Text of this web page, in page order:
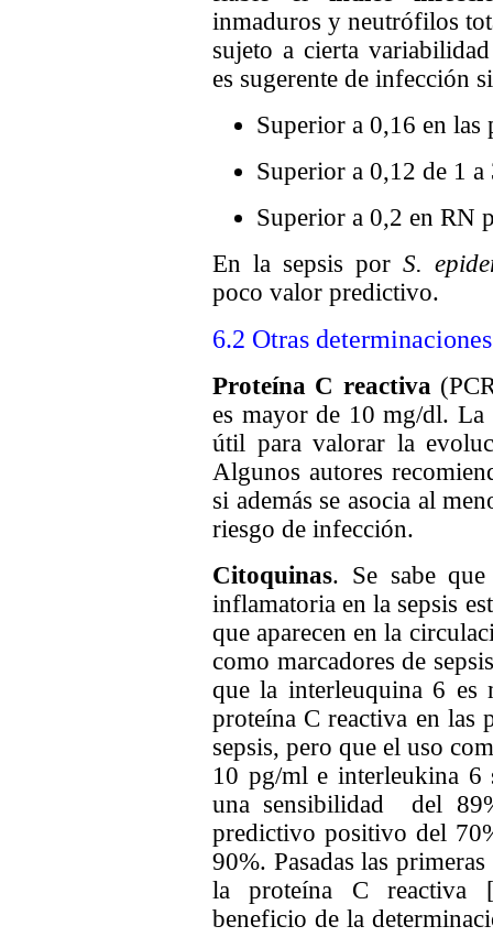
inmaduros y neutrófilos
sujeto a cierta
es sugerente de infección
Superior a 0,16 en las
Superior a 0,12 de 1 a
Superior a 0,2 en RN
En la sepsis por S.
poco valor predictivo.
6.2 Otras
Proteína C reactiva
es mayor de 10 mg/dl. La
útil para valorar la
Algunos autores
si además se asocia al
riesgo de infección.
Citoquinas. Se sabe
inflamatoria en la sepsis
que aparecen en la
como marcadores de
que la interleuquina 6 es
proteína C reactiva en las
sepsis, pero que el uso
10 pg/ml e interleukina 6
una sensibilidad del
predictivo positivo del
90%. Pasadas las
la proteína C reactiva
beneficio de la